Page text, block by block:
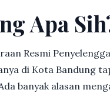
Apa
Resmi
di Kota Bandung
banyak alasan